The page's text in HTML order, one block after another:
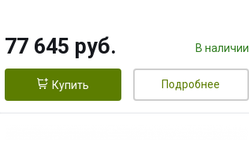
77 645 руб. В наличии
Купить Подробнее